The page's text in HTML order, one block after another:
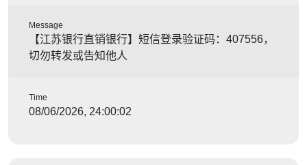
Message
【江苏银行直销银行】短信登录验证码：407556，
切勿转发或告知他人
Time
08/06/2026, 24:00:02